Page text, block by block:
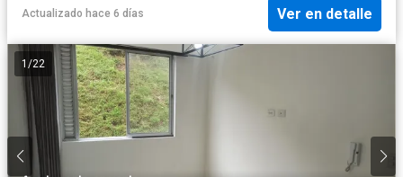
Actualizado hace 6 días Ver en detalle
1 /22